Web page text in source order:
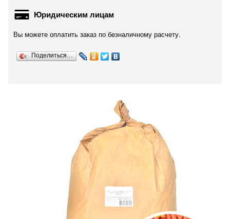
Юридическим лицам
Вы можете оплатить заказ по безналичному расчету.
Поделиться…